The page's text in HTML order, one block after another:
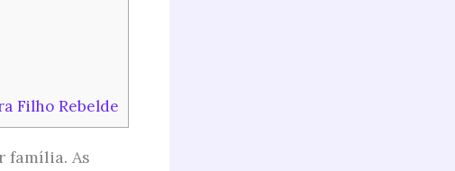
Filho Rebelde
família. As